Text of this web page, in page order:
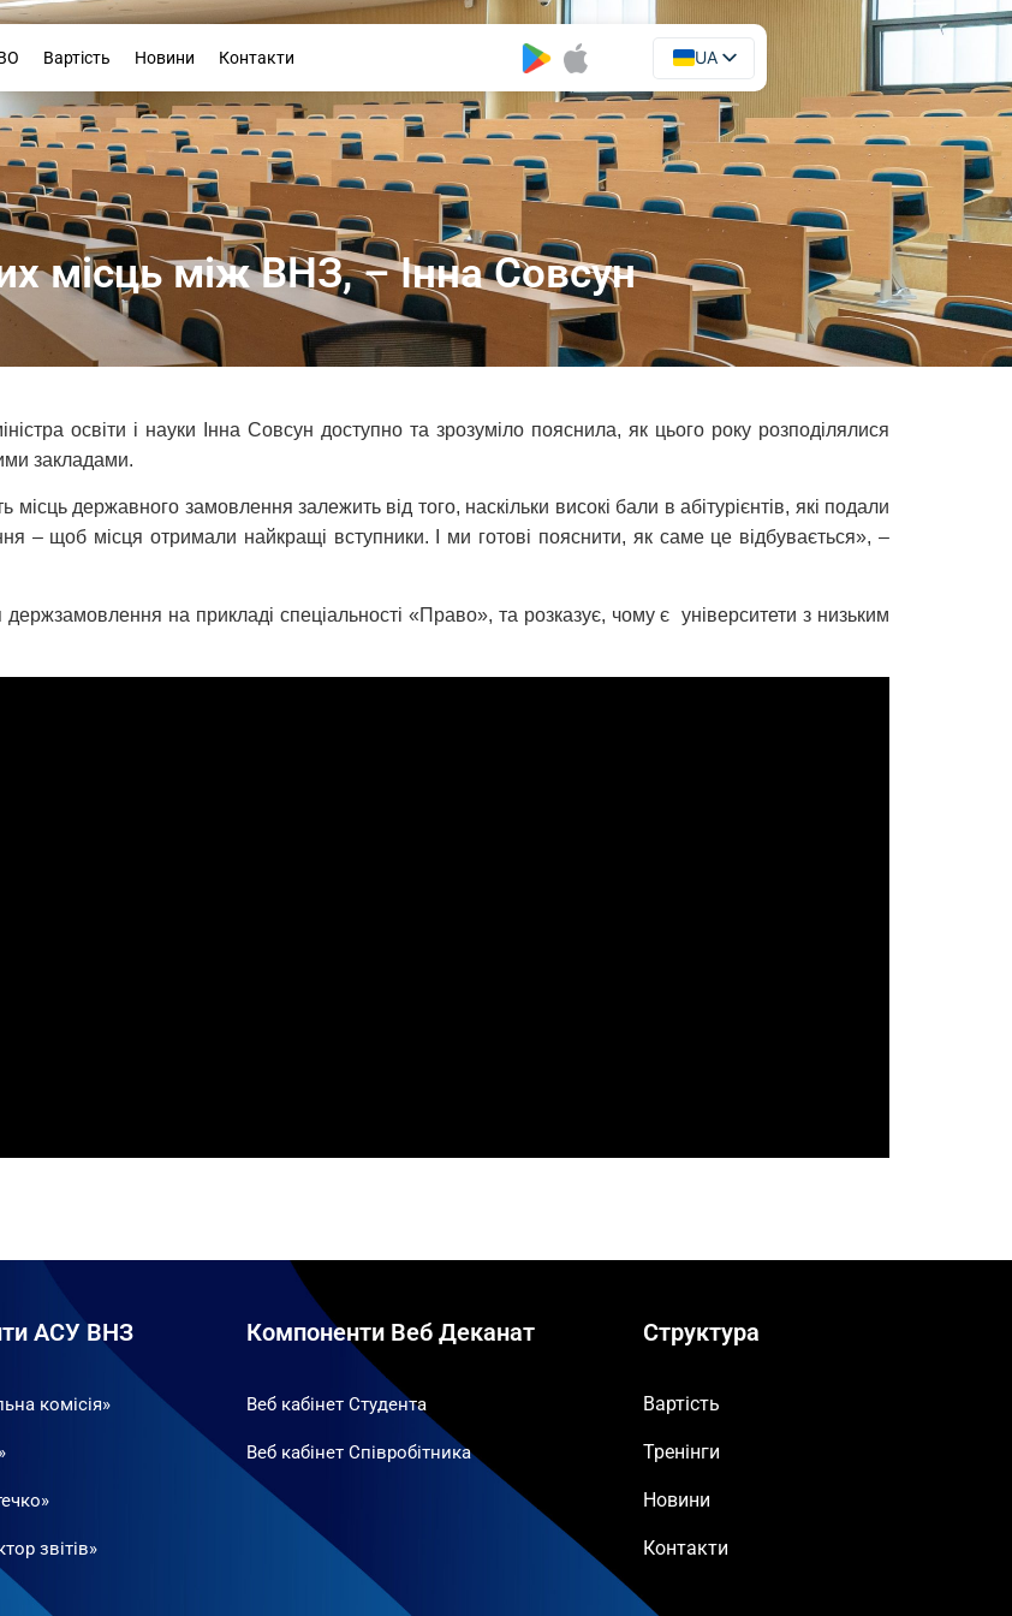
Вартість Новини Контакти
UA
EN
місць між ВНЗ, – Інна Совсун
освіти і науки Інна Совсун доступно та зрозуміло пояснила, як цього року розподілялися
закладами.
державного замовлення залежить від того, наскільки високі бали в абітурієнтів, які подали
– щоб місця отримали найкращі вступники. І ми готові пояснити, як саме це відбувається», –
на прикладі спеціальності «Право», та розказує, чому є університети з низьким
АСУ ВНЗ
комісія»
звітів»
Компоненти Веб Деканат
Веб кабінет Студента
Веб кабінет Співробітника
Структура
Вартість
Тренінги
Новини
Контакти